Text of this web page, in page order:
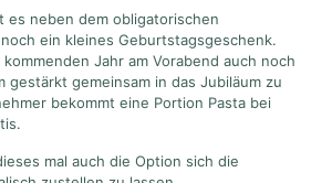
es neben dem obligatorischen
ein kleines Geburtstagsgeschenk.
Jahr am Vorabend auch noch
gestärkt gemeinsam in das Jubiläum zu
bekommt eine Portion Pasta bei
mal auch die Option sich die